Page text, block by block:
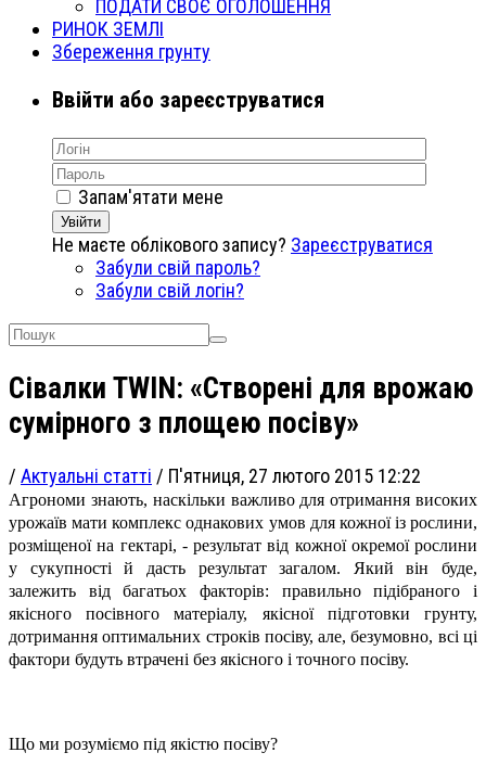
ПОДАТИ СВОЄ ОГОЛОШЕННЯ
РИНОК ЗЕМЛІ
Збереження грунту
Ввійти або зареєструватися
Запам'ятати мене
Увійти
Не маєте облікового запису? Зареєструватися
Забули свій пароль?
Забули свій логін?
Сівалки TWIN: «Створені для врожаю
сумірного з площею посіву»
/ Актуальні статті / П'ятниця, 27 лютого 2015 12:22
Агрономи знають, наскільки важливо для отримання високих
урожаїв мати комплекс однакових умов для кожної із рослини,
розміщеної на гектарі, - результат від кожної окремої рослини
у сукупності й дасть результат загалом. Який він буде,
залежить від багатьох факторів: правильно підібраного і
якісного посівного матеріалу, якісної підготовки грунту,
дотримання оптимальних строків посіву, але, бе­зумовно, всі ці
фактори будуть втрачені без якісного і точного посіву.
Що ми розуміємо під якістю посіву?